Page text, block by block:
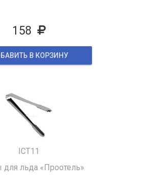
158
В КОРЗИНУ
ICT11
льда «Проотель»